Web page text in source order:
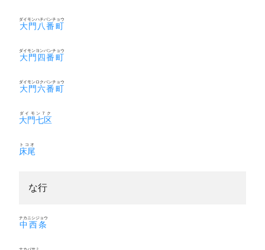
大門八番町
ダイモンハチバンチョウ
大門四番町
ダイモンヨンバンチョウ
大門六番町
ダイモンロクバンチョウ
大門七区
ダイモン７ク
床尾
トコオ
な行
中西条
ナカニシジョウ
ナカバサミ